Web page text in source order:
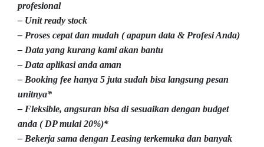
profesional
– Unit ready stock
– Proses cepat dan mudah ( apapun data & Profesi Anda)
– Data yang kurang kami akan bantu
– Data aplikasi anda aman
– Booking fee hanya 5 juta sudah bisa langsung pesan
unitnya*
– Fleksible, angsuran bisa di sesuaikan dengan budget
anda ( DP mulai 20%)*
– Bekerja sama dengan Leasing terkemuka dan banyak